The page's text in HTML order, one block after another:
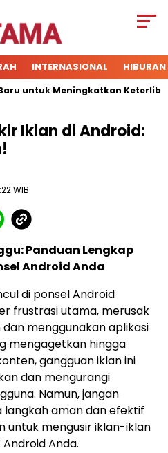
INTERNASIONAL HIBURAN
Meningkatkan Keterlibatan
Iklan di Android:
WIB
Panduan Lengkap
Android Anda
di ponsel Android
frustrasi utama, merusak
menggunakan aplikasi
mengagetkan hingga
gangguan iklan ini
dan mengurangi
Namun, jangan
aman dan efektif
untuk mengusir iklan-iklan
Anda.